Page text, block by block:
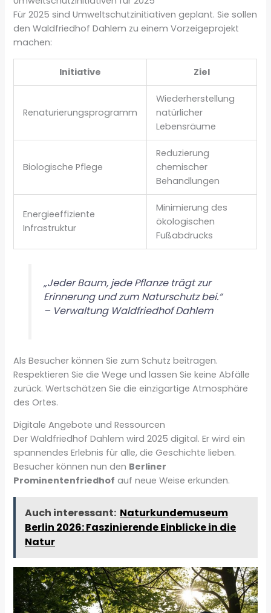
Für 2025 sind Umweltschutzinitiativen geplant. Sie sollen
den Waldfriedhof Dahlem zu einem Vorzeigeprojekt
machen:
Initiative Ziel
Renaturierungsprogramm
Wiederherstellung
natürlicher
Lebensräume
Biologische Pflege
Reduzierung
chemischer
Behandlungen
Energieeffiziente
Infrastruktur
Minimierung des
ökologischen
Fußabdrucks
„Jeder Baum, jede Pflanze trägt zur
Erinnerung und zum Naturschutz bei.“
– Verwaltung Waldfriedhof Dahlem
Als Besucher können Sie zum Schutz beitragen.
Respektieren Sie die Wege und lassen Sie keine Abfälle
zurück. Wertschätzen Sie die einzigartige Atmosphäre
des Ortes.
Digitale Angebote und Ressourcen
Der Waldfriedhof Dahlem wird 2025 digital. Er wird ein
spannendes Erlebnis für alle, die Geschichte lieben.
Besucher können nun den Berliner
Prominentenfriedhof auf neue Weise erkunden.
Auch interessant: Naturkundemuseum
Berlin 2026: Faszinierende Einblicke in die
Natur